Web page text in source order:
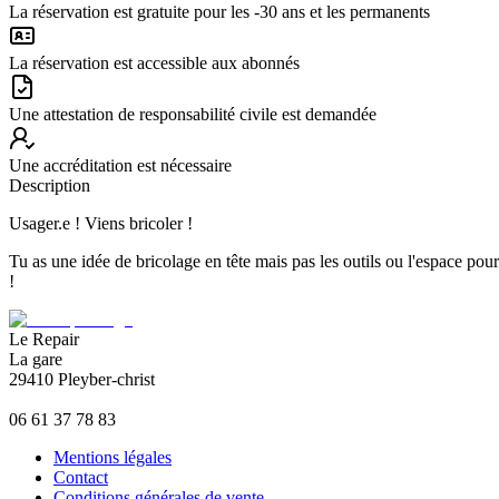
La réservation est gratuite pour les -30 ans et les permanents
La réservation est accessible aux abonnés
Une attestation de responsabilité civile est demandée
Une accréditation est nécessaire
Description
Usager.e ! Viens bricoler !
Tu as une idée de bricolage en tête mais pas les outils ou l'espace
!
Le Repair
La gare
29410 Pleyber-christ
06 61 37 78 83
Mentions légales
Contact